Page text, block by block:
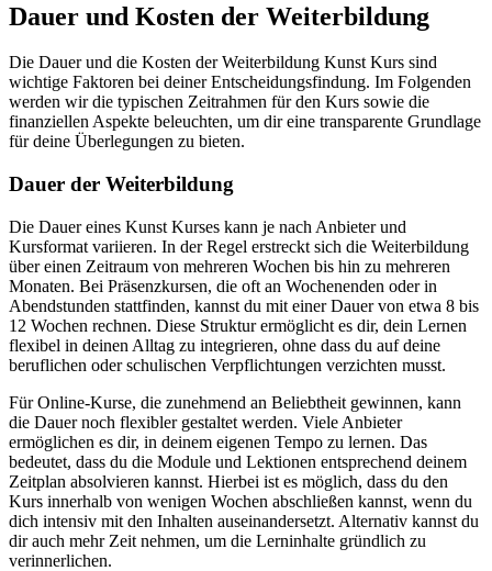
Dauer und Kosten der Weiterbildung
Die Dauer und die Kosten der Weiterbildung Kunst Kurs sind
wichtige Faktoren bei deiner Entscheidungsfindung. Im Folgenden
werden wir die typischen Zeitrahmen für den Kurs sowie die
finanziellen Aspekte beleuchten, um dir eine transparente Grundlage
für deine Überlegungen zu bieten.
Dauer der Weiterbildung
Die Dauer eines Kunst Kurses kann je nach Anbieter und
Kursformat variieren. In der Regel erstreckt sich die Weiterbildung
über einen Zeitraum von mehreren Wochen bis hin zu mehreren
Monaten. Bei Präsenzkursen, die oft an Wochenenden oder in
Abendstunden stattfinden, kannst du mit einer Dauer von etwa 8 bis
12 Wochen rechnen. Diese Struktur ermöglicht es dir, dein Lernen
flexibel in deinen Alltag zu integrieren, ohne dass du auf deine
beruflichen oder schulischen Verpflichtungen verzichten musst.
Für Online-Kurse, die zunehmend an Beliebtheit gewinnen, kann
die Dauer noch flexibler gestaltet werden. Viele Anbieter
ermöglichen es dir, in deinem eigenen Tempo zu lernen. Das
bedeutet, dass du die Module und Lektionen entsprechend deinem
Zeitplan absolvieren kannst. Hierbei ist es möglich, dass du den
Kurs innerhalb von wenigen Wochen abschließen kannst, wenn du
dich intensiv mit den Inhalten auseinandersetzt. Alternativ kannst du
dir auch mehr Zeit nehmen, um die Lerninhalte gründlich zu
verinnerlichen.